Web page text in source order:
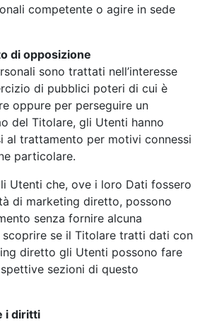
competente o agire in sede
di opposizione
sono trattati nell’interesse
di pubblici poteri di cui è
oppure per perseguire un
del Titolare, gli Utenti hanno
al trattamento per motivi connessi
particolare.
Utenti che, ove i loro Dati fossero
di marketing diretto, possono
senza fornire alcuna
scoprire se il Titolare tratti dati con
diretto gli Utenti possono fare
sezioni di questo
i diritti